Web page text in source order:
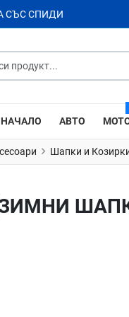
СЪС СПИДИ
НАЧАЛО АВТО
Шапки и